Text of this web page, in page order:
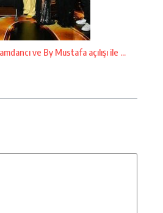
ve By Mustafa açılışı ile ...